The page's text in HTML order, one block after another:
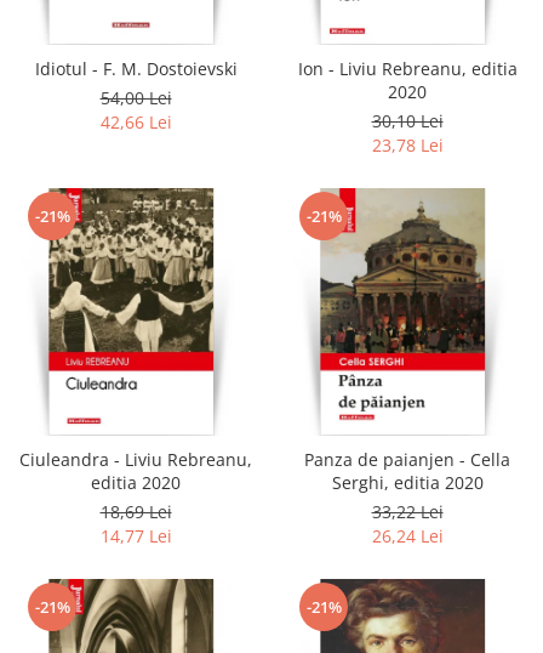
Idiotul - F. M. Dostoievski
54,00 Lei
42,66 Lei
Ion - Liviu Rebreanu, editia
2020
30,10 Lei
23,78 Lei
-21%
Ciuleandra - Liviu Rebreanu,
editia 2020
18,69 Lei
14,77 Lei
-21%
Panza de paianjen - Cella
Serghi, editia 2020
33,22 Lei
26,24 Lei
-21% -21%